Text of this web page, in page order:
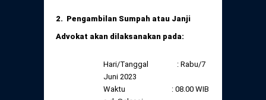
2. Pengambilan Sumpah atau Janji
Advokat akan dilaksanakan pada:
Hari/Tanggal : Rabu/7
Juni 2023
Waktu : 08.00 WIB